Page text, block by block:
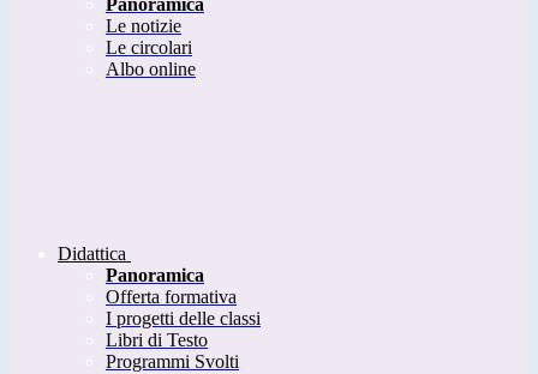
Panoramica
Le notizie
Le circolari
Albo online
Didattica
Panoramica
Offerta formativa
I progetti delle classi
Libri di Testo
Programmi Svolti